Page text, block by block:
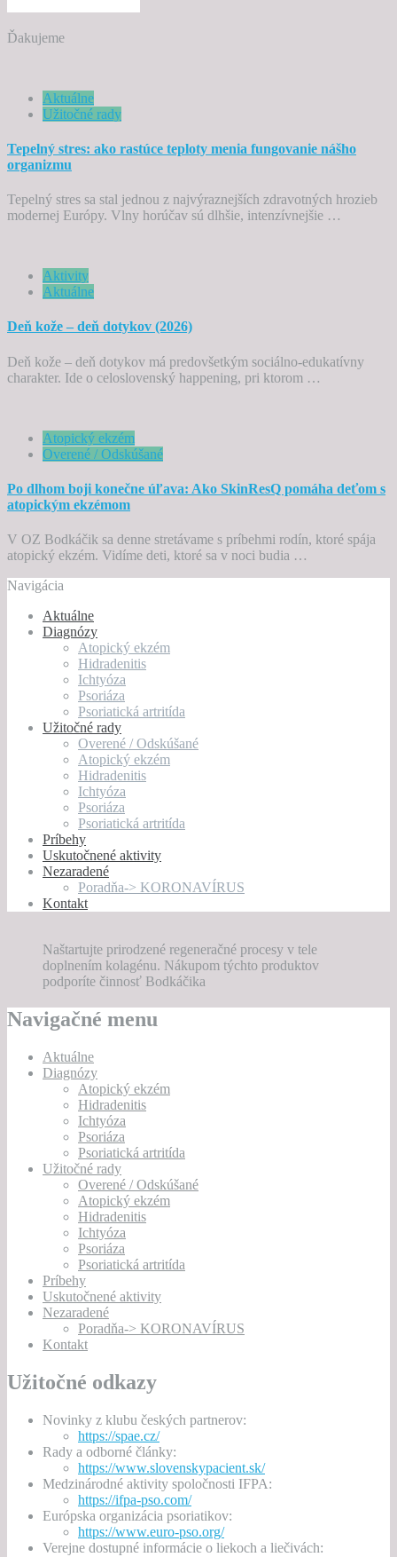
Ďakujeme
Aktuálne
Užitočné rady
Tepelný stres: ako rastúce teploty menia fungovanie nášho
organizmu
Tepelný stres sa stal jednou z najvýraznejších zdravotných hrozieb
modernej Európy. Vlny horúčav sú dlhšie, intenzívnejšie …
Aktivity
Aktuálne
Deň kože – deň dotykov (2026)
Deň kože – deň dotykov má predovšetkým sociálno-edukatívny
charakter. Ide o celoslovenský happening, pri ktorom …
Atopický ekzém
Overené / Odskúšané
Po dlhom boji konečne úľava: Ako SkinResQ pomáha deťom s
atopickým ekzémom
V OZ Bodkáčik sa denne stretávame s príbehmi rodín, ktoré spája
atopický ekzém. Vidíme deti, ktoré sa v noci budia …
Navigácia
Aktuálne
Diagnózy
Atopický ekzém
Hidradenitis
Ichtyóza
Psoriáza
Psoriatická artritída
Užitočné rady
Overené / Odskúšané
Atopický ekzém
Hidradenitis
Ichtyóza
Psoriáza
Psoriatická artritída
Príbehy
Uskutočnené aktivity
Nezaradené
Poradňa-> KORONAVÍRUS
Kontakt
Naštartujte prirodzené regeneračné procesy v tele
doplnením kolagénu. Nákupom týchto produktov
podporíte činnosť Bodkáčika
Navigačné menu
Aktuálne
Diagnózy
Atopický ekzém
Hidradenitis
Ichtyóza
Psoriáza
Psoriatická artritída
Užitočné rady
Overené / Odskúšané
Atopický ekzém
Hidradenitis
Ichtyóza
Psoriáza
Psoriatická artritída
Príbehy
Uskutočnené aktivity
Nezaradené
Poradňa-> KORONAVÍRUS
Kontakt
Užitočné odkazy
Novinky z klubu českých partnerov:
https://spae.cz/
Rady a odborné články:
https://www.slovenskypacient.sk/
Medzinárodné aktivity spoločnosti IFPA:
https://ifpa-pso.com/
Európska organizácia psoriatikov:
https://www.euro-pso.org/
Verejne dostupné informácie o liekoch a liečivách: